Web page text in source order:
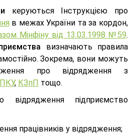
керуються Інструкцією про
в межах України та за кордон,
Мінфіну від 13.03.1998 №59.
визначають правила
Зокрема, вони можуть
про відрядження з
ПКУ, КЗпП тощо.
підприємство
працівників у відрядження;